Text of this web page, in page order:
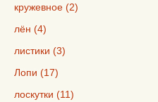
кружевное (2)
лён (4)
листики (3)
Лопи (17)
лоскутки (11)